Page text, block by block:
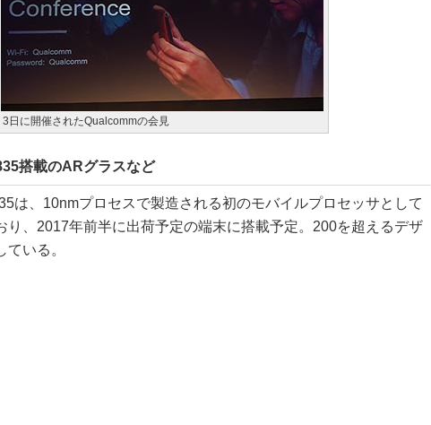
3日に開催されたQualcommの会見
搭載のARグラスなど
は、10nmプロセスで製造される初のモバイルプロセッサとして
り、2017年前半に出荷予定の端末に搭載予定。200を超えるデザ
いる。